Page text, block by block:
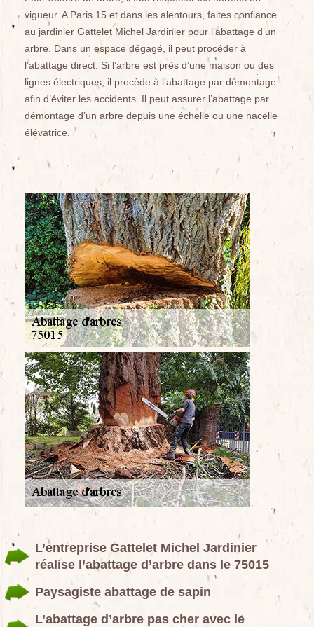
vigueur. A Paris 15 et dans les alentours, faites confiance
au jardinier Gattelet Michel Jardinier pour l’abattage d’un
arbre. Dans un espace dégagé, il peut procéder à
l’abattage direct. Si l’arbre est près d’une maison ou des
lignes électriques, il procède à l’abattage par démontage
afin d’éviter les accidents. Il peut assurer l’abattage par
démontage d’un arbre depuis une échelle ou une nacelle
élévatrice.
L’entreprise Gattelet Michel Jardinier
réalise l’abattage d’arbre dans le 75015
Paysagiste abattage de sapin
L’abattage d’arbre pas cher avec le